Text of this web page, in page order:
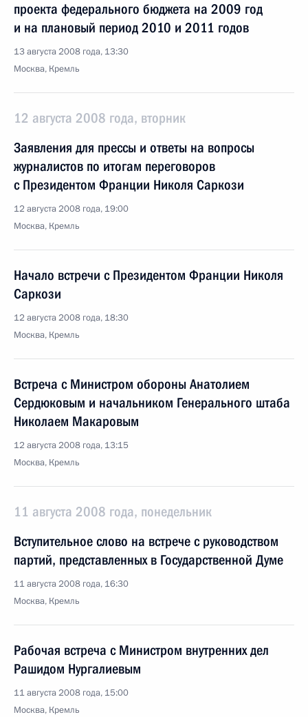
проекта федерального бюджета на 2009 год
и на плановый период 2010 и 2011 годов
13 августа 2008 года, 13:30
Москва, Кремль
12 августа 2008 года, вторник
Заявления для прессы и ответы на вопросы
журналистов по итогам переговоров
с Президентом Франции Николя Саркози
12 августа 2008 года, 19:00
Москва, Кремль
Начало встречи с Президентом Франции Николя
Саркози
12 августа 2008 года, 18:30
Москва, Кремль
Встреча с Министром обороны Анатолием
Сердюковым и начальником Генерального штаба
Николаем Макаровым
12 августа 2008 года, 13:15
Москва, Кремль
11 августа 2008 года, понедельник
Вступительное слово на встрече с руководством
партий, представленных в Государственной Думе
11 августа 2008 года, 16:30
Москва, Кремль
Рабочая встреча с Министром внутренних дел
Рашидом Нургалиевым
11 августа 2008 года, 15:00
Москва, Кремль